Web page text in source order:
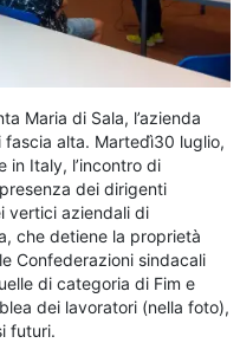
Maria di Sala, l’azienda
alta. Martedì̀30 luglio,
in Italy, l’incontro di
dei dirigenti
vertici aziendali di
che detiene la proprietà
Confederazioni sindacali
di categoria di Fim e
dei lavoratori (nella foto),
futuri.